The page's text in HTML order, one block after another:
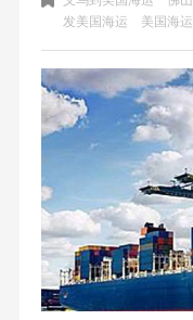
一步稳定的证据。整
复。
发美国海运
美国海